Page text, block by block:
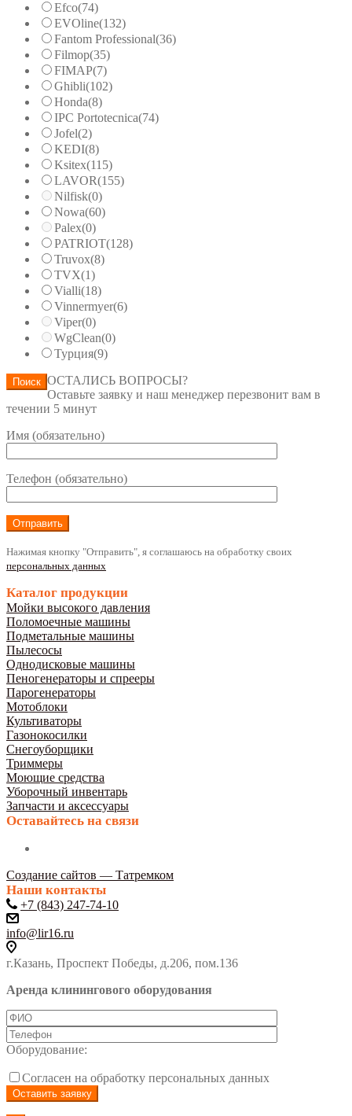
Efco(74)
EVOline(132)
Fantom Professional(36)
Filmop(35)
FIMAP(7)
Ghibli(102)
Honda(8)
IPC Portotecnica(74)
Jofel(2)
KEDI(8)
Ksitex(115)
LAVOR(155)
Nilfisk(0)
Nowa(60)
Palex(0)
PATRIOT(128)
Truvox(8)
TVX(1)
Vialli(18)
Vinnermyer(6)
Viper(0)
WgClean(0)
Турция(9)
Поиск ОСТАЛИСЬ ВОПРОСЫ?
Оставьте заявку и наш менеджер перезвонит вам в
течении 5 минут
Имя (обязательно)
Телефон (обязательно)
Нажимая кнопку "Отправить", я соглашаюсь на обработку своих
персональных данных
Каталог продукции
Мойки высокого давления
Поломоечные машины
Подметальные машины
Пылесосы
Однодисковые машины
Пеногенераторы и спрееры
Парогенераторы
Мотоблоки
Культиваторы
Газонокосилки
Снегоуборщики
Триммеры
Моющие средства
Уборочный инвентарь
Запчасти и аксессуары
Оставайтесь на связи
Создание сайтов — Татремком
Наши контакты
+7 (843) 247-74-10
info@lir16.ru
г.Казань, Проспект Победы, д.206, пом.136
Аренда клинингового оборудования
Оборудование:
Согласен на обработку персональных данных